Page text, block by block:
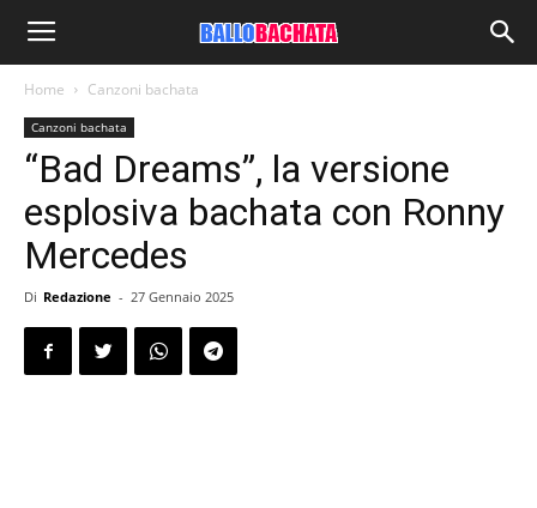
Home Canzoni bachata
Canzoni bachata
“Bad Dreams”, la versione
esplosiva bachata con Ronny
Mercedes
Di Redazione - 27 Gennaio 2025